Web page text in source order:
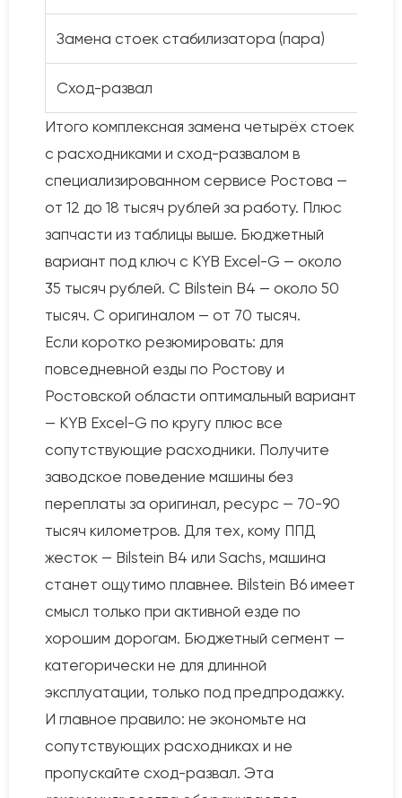
Замена стоек стабилизатора (пара)
Сход-развал
Итого комплексная замена четырёх стоек
с расходниками и сход-развалом в
специализированном сервисе Ростова —
от 12 до 18 тысяч рублей за работу. Плюс
запчасти из таблицы выше. Бюджетный
вариант под ключ с KYB Excel-G — около
35 тысяч рублей. С Bilstein B4 — около 50
тысяч. С оригиналом — от 70 тысяч.
Если коротко резюмировать: для
повседневной езды по Ростову и
Ростовской области оптимальный вариант
— KYB Excel-G по кругу плюс все
сопутствующие расходники. Получите
заводское поведение машины без
переплаты за оригинал, ресурс — 70-90
тысяч километров. Для тех, кому ППД
жесток — Bilstein B4 или Sachs, машина
станет ощутимо плавнее. Bilstein B6 имеет
смысл только при активной езде по
хорошим дорогам. Бюджетный сегмент —
категорически не для длинной
эксплуатации, только под предпродажку.
И главное правило: не экономьте на
сопутствующих расходниках и не
пропускайте сход-развал. Эта